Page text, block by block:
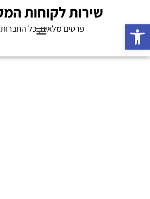
פתח סרגל נגישות
שירות לקוחות
פרטים מלאים, כל